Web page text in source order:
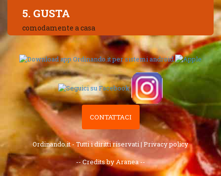
5. GUSTA
comodamente a casa
CONTATTACI
Ordinando.it - Tutti i diritti riservati | Privacy policy
-- Credits by Aranea --